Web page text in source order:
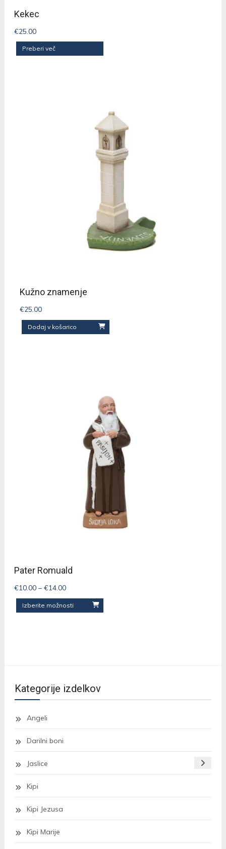
Kekec
€25.00
Preberi več
Kužno znamenje
€25.00
Dodaj v košarico
Pater Romuald
€10.00 – €14.00Cenovni
razpon:
od
Izberite možnosti
izberete
strani
Kategorije izdelkov
Angeli
Darilni boni
Jaslice
Kipi
Kipi Jezusa
Kipi Marije